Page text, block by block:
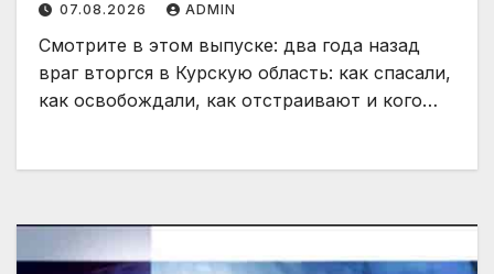
07.08.2026 ADMIN
Смотрите в этом выпуске: два года назад
враг вторгся в Курскую область: как спасали,
как освобождали, как отстраивают и кого…